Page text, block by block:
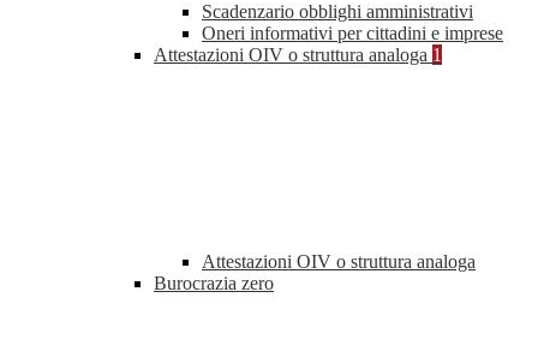
Scadenzario obblighi amministrativi
Oneri informativi per cittadini e imprese
Attestazioni OIV o struttura analoga 1
Attestazioni OIV o struttura analoga
Burocrazia zero